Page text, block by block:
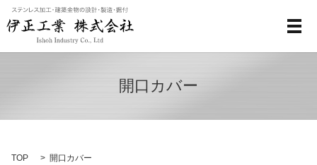
メ
開口カバー
TOP 開口カバー